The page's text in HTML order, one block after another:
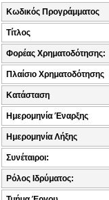
Κωδικός Προγράμματος
Τίτλος
Φορέας Χρηματοδότησης:
Πλαίσιο Χρηματοδότησης
Κατάσταση
Ημερομηνία Έναρξης
Ημερομηνία Λήξης
Συνέταιροι:
Ρόλος Ιδρύματος: